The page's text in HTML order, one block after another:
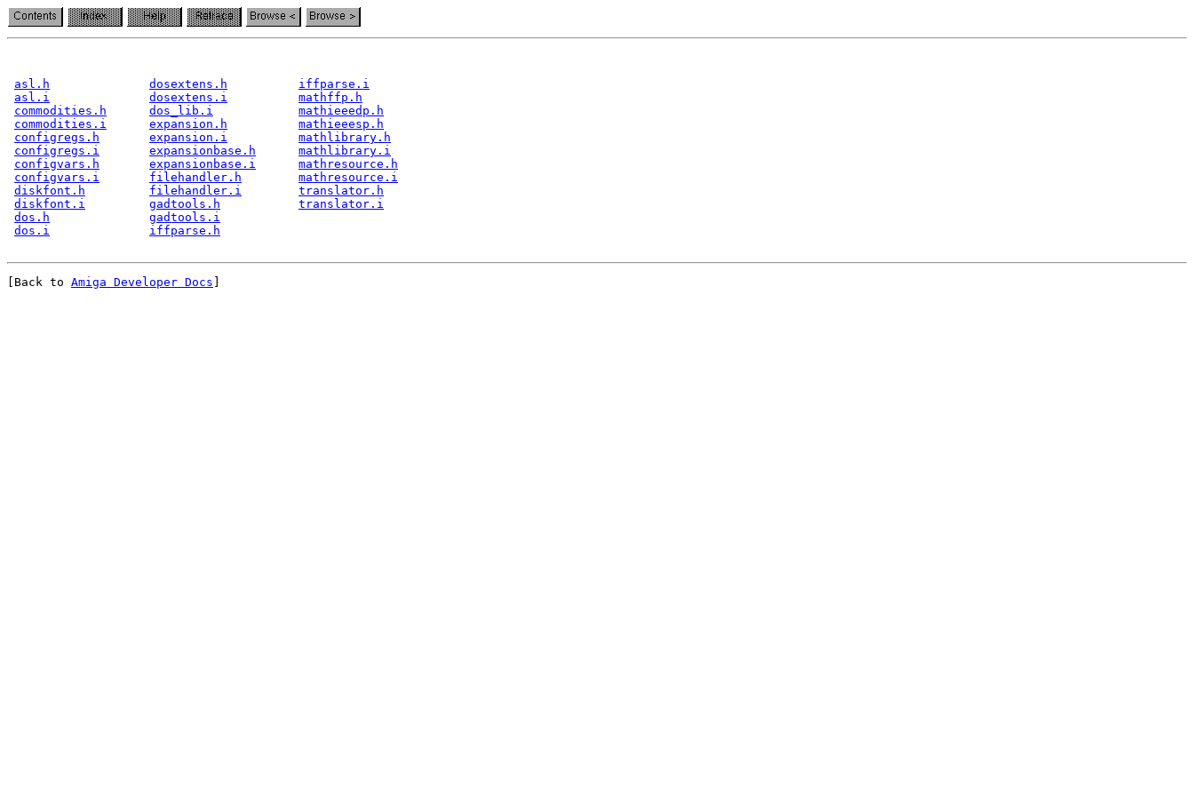
asl.h dosextens.h
iffparse.i
asl.i
dosextens.i
mathffp.h
commodities.h
dos_lib.i
mathieeedp.h
commodities.i
expansion.h
mathieeesp.h
configregs.h
expansion.i
mathlibrary.h
configregs.i
expansionbase.h
mathlibrary.i
configvars.h
expansionbase.i
mathresource.h
configvars.i
filehandler.h
mathresource.i
diskfont.h
filehandler.i
translator.h
diskfont.i
gadtools.h
translator.i
dos.h
gadtools.i
dos.i
iffparse.h
[Back to Amiga Developer Docs